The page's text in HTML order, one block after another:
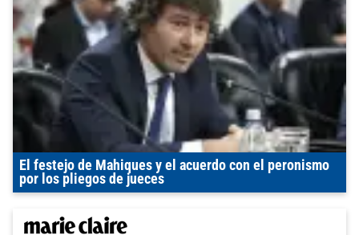
El festejo de Mahiques y el acuerdo con el peronismo
por los pliegos de jueces